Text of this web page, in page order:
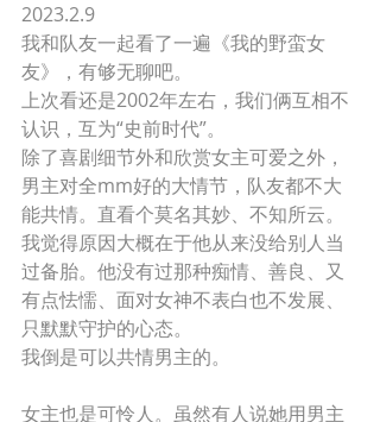
2023.2.9
我和队友一起看了一遍《我的野蛮女
友》，有够无聊吧。
上次看还是2002年左右，我们俩互相不
认识，互为“史前时代”。
除了喜剧细节外和欣赏女主可爱之外，
男主对全mm好的大情节，队友都不大
能共情。直看个莫名其妙、不知所云。
我觉得原因大概在于他从来没给别人当
过备胎。他没有过那种痴情、善良、又
有点怯懦、面对女神不表白也不发展、
只默默守护的心态。
我倒是可以共情男主的。
女主也是可怜人。虽然有人说她用男主